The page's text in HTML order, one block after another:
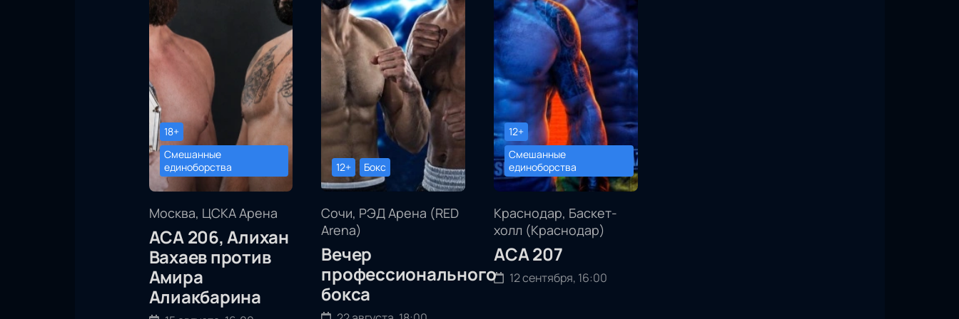
18+
Смешанные
единоборства
Москва, ЦСКА Арена
АСА 206, Алихан
Вахаев против
Амира
Алиакбарина
12+ Бокс
Сочи, РЭД Арена (RED
Arena)
Вечер
профессионального
бокса
12+
Смешанные
единоборства
Краснодар, Баскет-
холл (Краснодар)
АСА 207
12 сентября, 16:00